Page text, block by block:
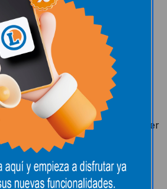
Citroën Elysee, que
día 27 de octubre, pasó a recoger
coche.
han sorteado entre sus clientes
hasta un total del 18, para
del Grupo E.Leclerc España.